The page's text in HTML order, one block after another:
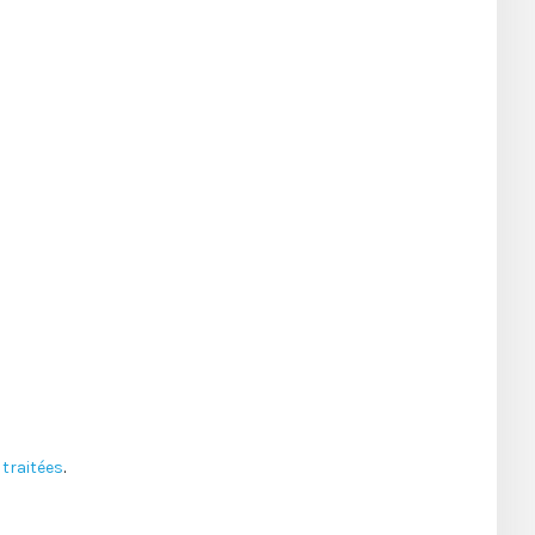
traitées.